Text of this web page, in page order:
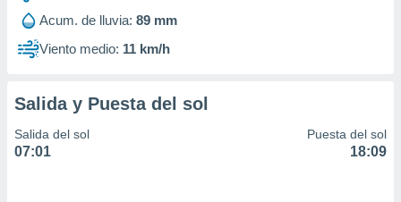
Acum. de lluvia: 89 mm
Viento medio: 11 km/h
Salida y Puesta del sol
Salida del sol
07:01
Puesta del sol
18:09